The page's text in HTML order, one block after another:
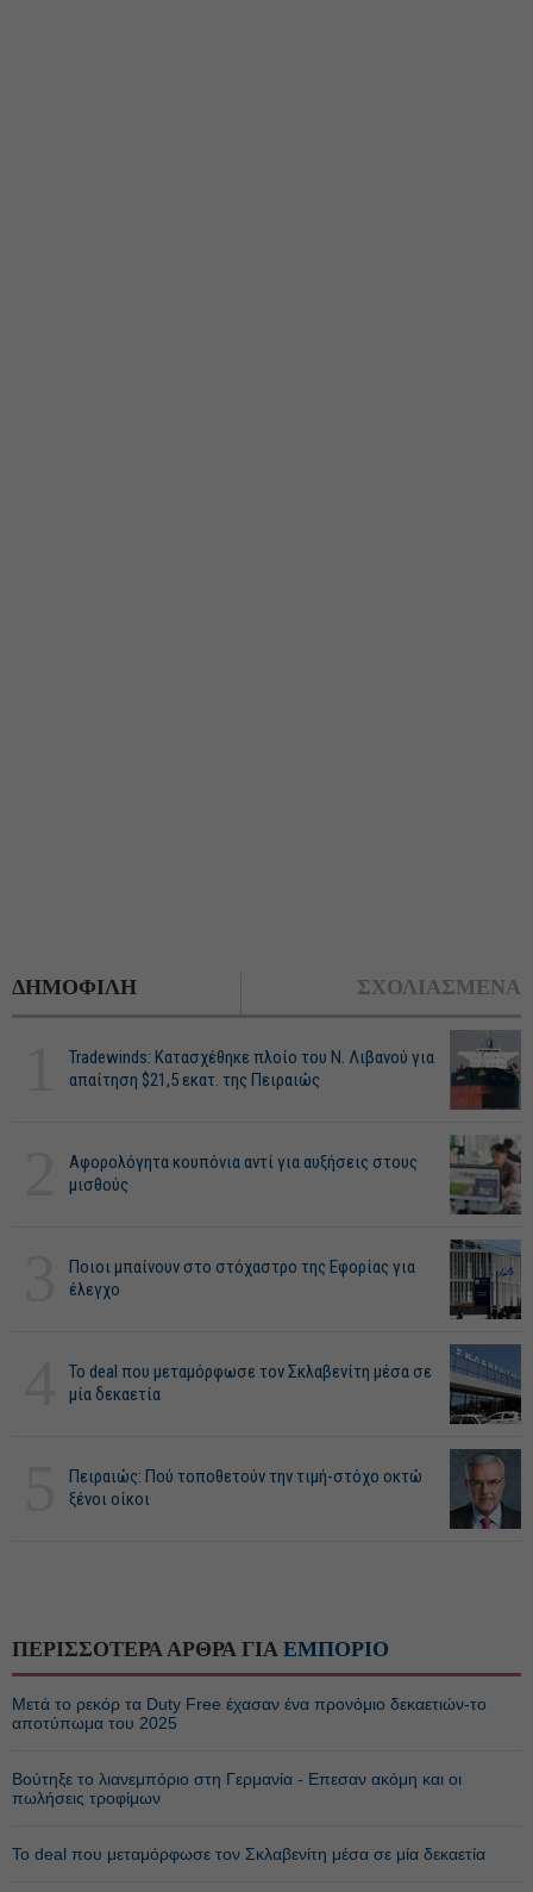
ΔΗΜΟΦΙΛΗ ΣΧΟΛΙΑΣΜΕΝΑ
Tradewinds: Κατασχέθηκε πλοίο του Ν. Λιβανού για
απαίτηση $21,5 εκατ. της Πειραιώς
Αφορολόγητα κουπόνια αντί για αυξήσεις στους
μισθούς
Ποιοι μπαίνουν στο στόχαστρο της Εφορίας για
έλεγχο
Το deal που μεταμόρφωσε τον Σκλαβενίτη μέσα σε
μία δεκαετία
Πειραιώς: Πού τοποθετούν την τιμή-στόχο οκτώ
ξένοι οίκοι
ΠΕΡΙΣΣΟΤΕΡΑ ΑΡΘΡΑ ΓΙΑ ΕΜΠΟΡΙΟ
Μετά το ρεκόρ τα Duty Free έχασαν ένα προνόμιο δεκαετιών-το
αποτύπωμα του 2025
Βούτηξε το λιανεμπόριο στη Γερμανία - Επεσαν ακόμη και οι
πωλήσεις τροφίμων
Το deal που μεταμόρφωσε τον Σκλαβενίτη μέσα σε μία δεκαετία